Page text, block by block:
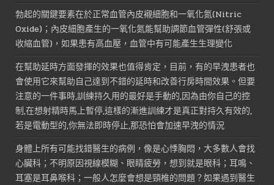
勃起的關鍵要素在於正常血管內皮襯細胞和一氧化氮(Nitric
Oxide)；內皮細胞產生的一氧化氮能幫助調節血管彈性(舒張或
收縮血管)，如果患有高血壓，血管中有可能產生生理變化
在幫助延時方面發揮的效果也值得肯定，目前，有的早洩患者也
會使用它來幫助自己達到不錯的延時和改善行房時間效果。但要
注意的一件事時,訓練持久用的最好是手動的,因為由你自己的控
制,在想射精時馬上暫停,這樣的漸進訓練才是真正對持久有效的,
若是電動型的,你無法即時停止,那恐怕會加速早洩的情況
身體上所有可能找錯醫生的病例，像是心悸胸悶，大多數人會找
心臟科；不明原因視線模糊、眼睛疲勞，想到就是眼科；耳鳴、
耳塞是耳鼻喉科；一般人怎麼會想是頸椎的問題？如果遇到醫生